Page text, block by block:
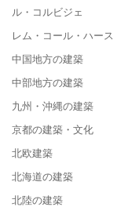
ル・コルビジェ
レム・コール・ハース
中国地方の建築
中部地方の建築
九州・沖縄の建築
京都の建築・文化
北欧建築
北海道の建築
北陸の建築